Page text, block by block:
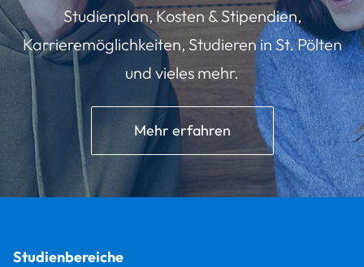
Studienplan, Kosten & Stipendien,
Karrieremöglichkeiten, Studieren in St. Pölten
und vieles mehr.
Mehr erfahren
Studienbereiche